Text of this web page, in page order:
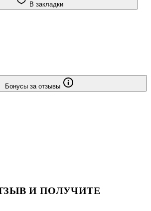
В закладки
Бонусы за отзывы
И ПОЛУЧИТЕ